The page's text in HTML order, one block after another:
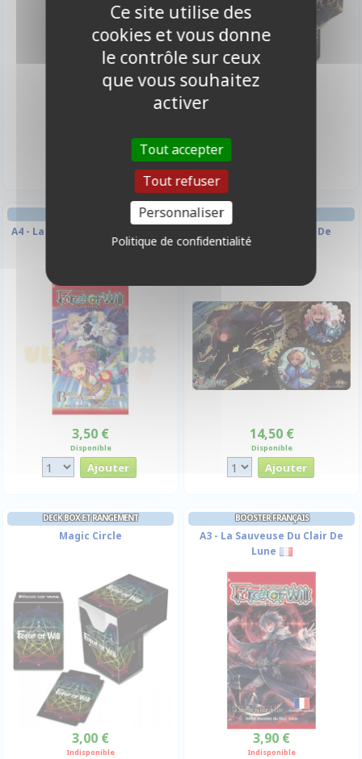
A4 - La Bataille D'attoractia
3,50 €
Disponible
60x35cm - Souvenirs De
Mariabella
14,50 €
Disponible
DECK BOX ET RANGEMENT
Magic Circle
3,00 €
Indisponible
BOOSTER FRANÇAIS
A3 - La Sauveuse Du Clair De
Lune
3,90 €
Indisponible
Ce site utilise des
cookies et vous donne
le contrôle sur ceux
que vous souhaitez
activer
Tout accepter
Tout refuser
Personnaliser
Politique de confidentialité